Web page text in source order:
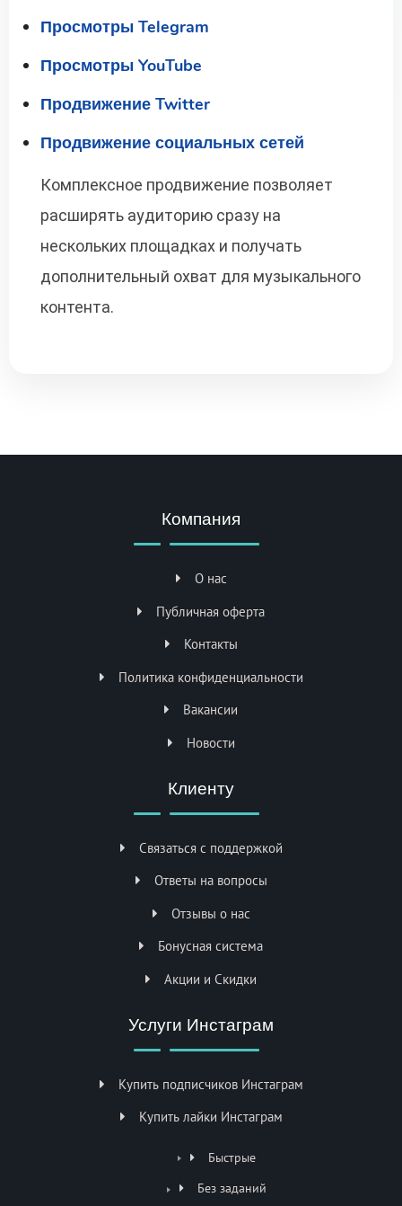
Просмотры Telegram
Просмотры YouTube
Продвижение Twitter
Продвижение социальных сетей
Комплексное продвижение позволяет
расширять аудиторию сразу на
нескольких площадках и получать
дополнительный охват для музыкального
контента.
Компания
О нас
Публичная оферта
Контакты
Политика конфиденциальности
Вакансии
Новости
Клиенту
Связаться с поддержкой
Ответы на вопросы
Отзывы о нас
Бонусная система
Акции и Скидки
Услуги Инстаграм
Купить подписчиков Инстаграм
Купить лайки Инстаграм
Быстрые
Без заданий